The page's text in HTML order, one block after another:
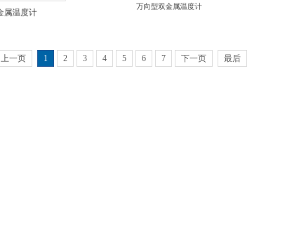
上一页 1 2 3 4 5 6 7 下一页 最后